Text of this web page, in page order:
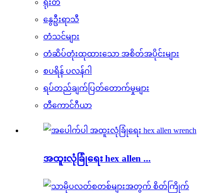
ရိုးတံ
နွေဦးရာသီ
တံသင်များ
တံဆိပ်တုံးထုထားသော အစိတ်အပိုင်းများ
စပရိန် ပလန်ဂါ
ရပ်တည်ချက်ပြတ်တောက်မှုများ
တီကောင်ဂီယာ
အထူးလုံခြုံရေး hex allen ...